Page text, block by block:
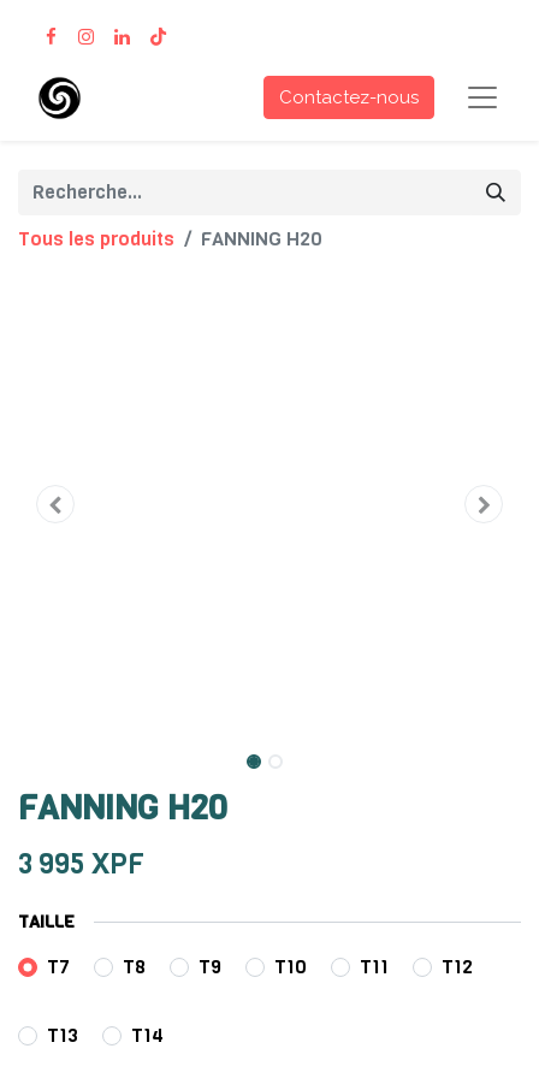
Contactez-nous
Tous les produits FANNING H20
FANNING H20
3 995 XPF
TAILLE
T7 T8 T9 T10 T11 T12
T13 T14